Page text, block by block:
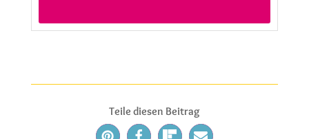
Teile diesen Beitrag